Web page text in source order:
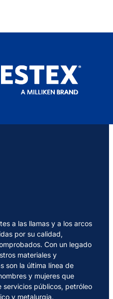
a las llamas y a los arcos
por su calidad,
Con un legado
materiales y
son la última línea de
y mujeres que
servicios públicos, petróleo
y metalurgia.